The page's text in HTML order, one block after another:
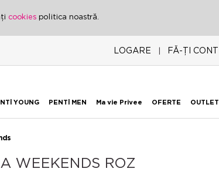
cookies politica noastră.
LOGARE | FĂ-ȚI CONT
YOUNG PENTİ MEN Ma vie Privee OFERTE OUTLET
WEEKENDS ROZ